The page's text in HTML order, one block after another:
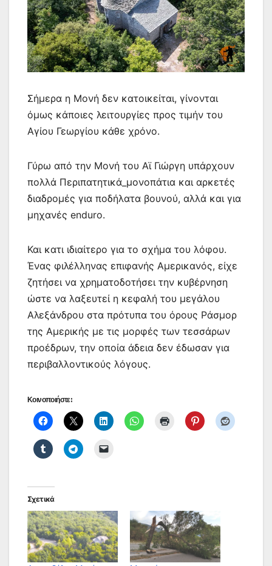
Σήμερα η Μονή δεν κατοικείται, γίνονται
όμως κάποιες λειτουργίες προς τιμήν του
Αγίου Γεωργίου κάθε χρόνο.
Γύρω από την Μονή του Αϊ Γιώργη υπάρχουν
πολλά Περιπατητικά_μονοπάτια και αρκετές
διαδρομές για ποδήλατα βουνού, αλλά και για
μηχανές enduro.
Και κατι ιδιαίτερο για το σχήμα του λόφου.
Ένας φιλέλληνας επιφανής Αμερικανός, είχε
ζητήσει να χρηματοδοτήσει την κυβέρνηση
ώστε να λαξευτεί η κεφαλή του μεγάλου
Αλεξάνδρου στα πρότυπα του όρους Ράσμορ
της Αμερικής με τις μορφές των τεσσάρων
προέδρων, την οποία άδεια δεν έδωσαν για
περιβαλλοντικούς λόγους.
Κοινοποιήστε:
Σχετικά